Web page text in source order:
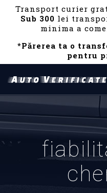
Transport curier
Sub 300 lei
minima a
*Părerea ta o
pentru